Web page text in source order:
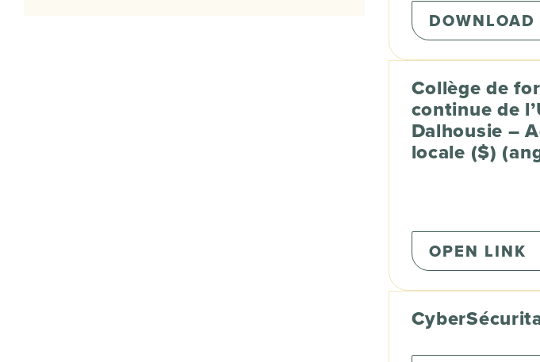
DOWNLOAD
Collège de
continue de
Dalhousie –
locale ($)
OPEN LINK